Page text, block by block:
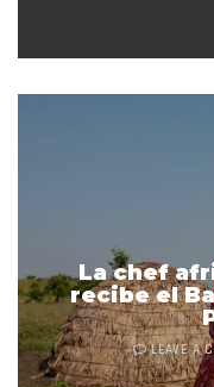
La chef
recibe el
LEAVE A